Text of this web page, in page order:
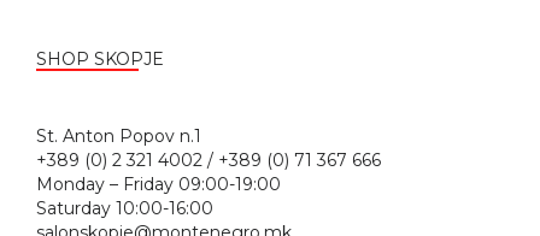
SHOP SKOPJE
St. Anton Popov n.1
+389 (0) 2 321 4002 / +389 (0) 71 367 666
Monday – Friday 09:00-19:00
Saturday 10:00-16:00